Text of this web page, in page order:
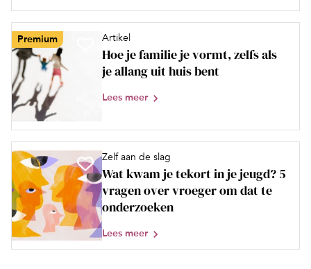
Premium Artikel
Hoe je familie je vormt, zelfs als
je allang uit huis bent
Lees meer
Zelf aan de slag
Wat kwam je tekort in je jeugd? 5
vragen over vroeger om dat te
onderzoeken
Lees meer